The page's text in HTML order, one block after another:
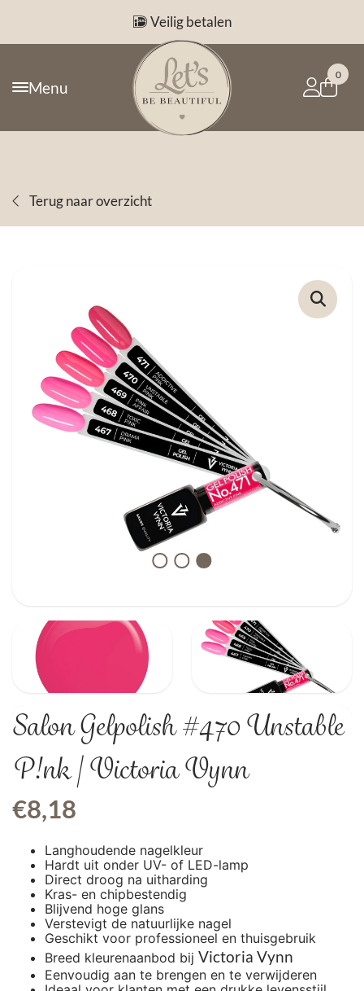
Veilig betalen
Menu
0
Terug naar overzicht
Salon Gelpolish #470 Unstable
P!nk | Victoria Vynn
€8,18
Langhoudende nagelkleur
Hardt uit onder UV- of LED-lamp
Direct droog na uitharding
Kras- en chipbestendig
Blijvend hoge glans
Verstevigt de natuurlijke nagel
Geschikt voor professioneel en thuisgebruik
Breed kleurenaanbod bij Victoria Vynn
Eenvoudig aan te brengen en te verwijderen